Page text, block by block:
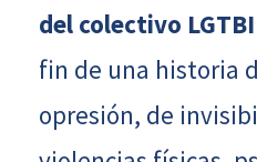
del colectivo LGTBI
fin de una historia
opresión, de